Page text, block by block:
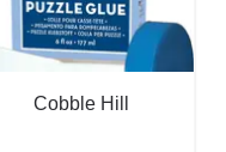
Cobble Hill